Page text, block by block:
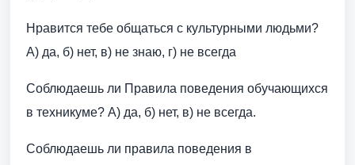
Нравится тебе общаться с культурными людьми?
А) да, б) нет, в) не знаю, г) не всегда
Соблюдаешь ли Правила поведения обучающихся
в техникуме? А) да, б) нет, в) не всегда.
Соблюдаешь ли правила поведения в